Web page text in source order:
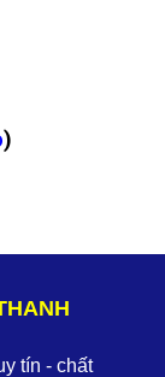
)
tín - chất